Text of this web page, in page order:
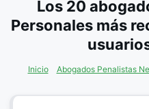
Los 20
Personales más
Inicio Abogados Penalistas